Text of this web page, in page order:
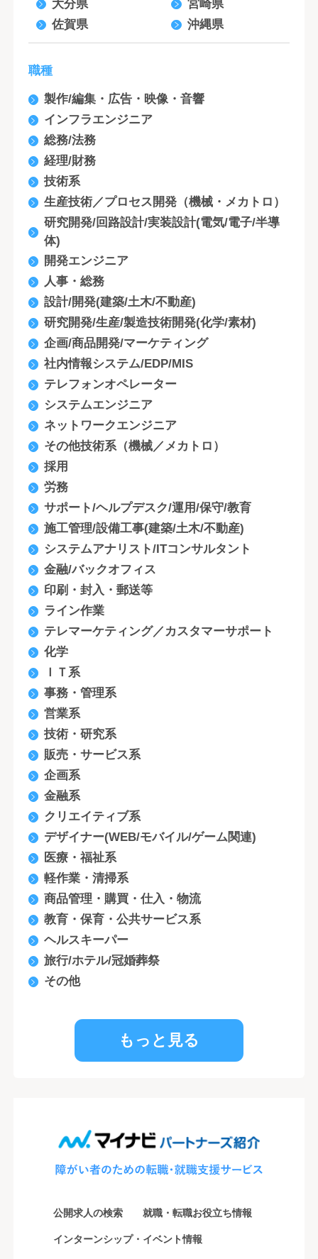
大分県
宮崎県
佐賀県
沖縄県
職種
製作/編集・広告・映像・音響
インフラエンジニア
総務/法務
経理/財務
技術系
生産技術／プロセス開発（機械・メカトロ）
研究開発/回路設計/実装設計(電気/電子/半導
体)
開発エンジニア
人事・総務
設計/開発(建築/土木/不動産)
研究開発/生産/製造技術開発(化学/素材)
企画/商品開発/マーケティング
社内情報システム/EDP/MIS
テレフォンオペレーター
システムエンジニア
ネットワークエンジニア
その他技術系（機械／メカトロ）
採用
労務
サポート/ヘルプデスク/運用/保守/教育
施工管理/設備工事(建築/土木/不動産)
システムアナリスト/ITコンサルタント
金融/バックオフィス
印刷・封入・郵送等
ライン作業
テレマーケティング／カスタマーサポート
化学
ＩＴ系
事務・管理系
営業系
技術・研究系
販売・サービス系
企画系
金融系
クリエイティブ系
デザイナー(WEB/モバイル/ゲーム関連)
医療・福祉系
軽作業・清掃系
商品管理・購買・仕入・物流
教育・保育・公共サービス系
ヘルスキーパー
旅行/ホテル/冠婚葬祭
その他
もっと見る
公開求人の検索 就職・転職お役立ち情報
インターンシップ・イベント情報